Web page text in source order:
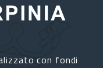
con fondi